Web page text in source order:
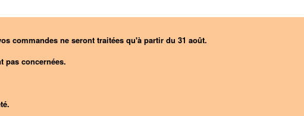
commandes ne seront traitées qu'à partir du 31 août.
pas concernées.